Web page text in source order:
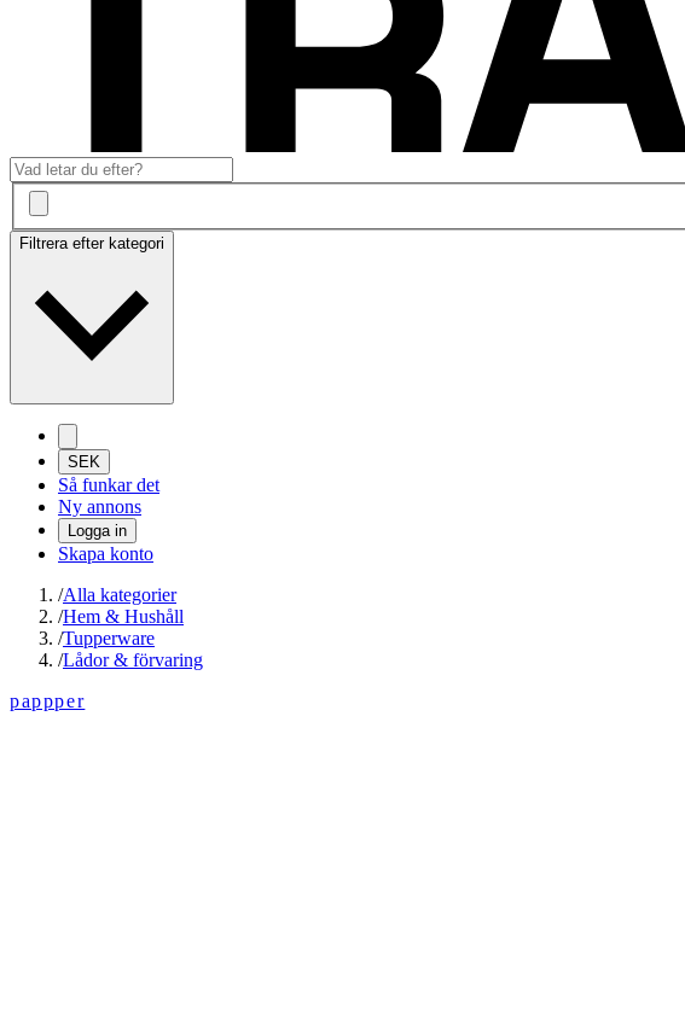
Filtrera efter kategori
SEK
Så funkar det
Ny annons
Logga in
Skapa konto
/Alla kategorier
/Hem & Hushåll
/Tupperware
/Lådor & förvaring
pappper